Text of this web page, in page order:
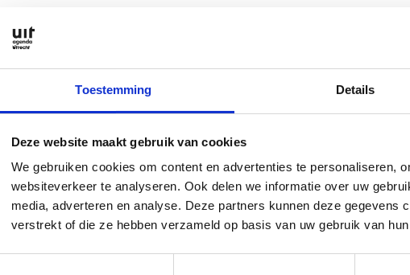
Toestemming Details
Deze website maakt gebruik van cookies
We gebruiken cookies om content en advertenties te personaliseren,
websiteverkeer te analyseren. Ook delen we informatie over uw
media, adverteren en analyse. Deze partners kunnen deze gegevens
verstrekt of die ze hebben verzameld op basis van uw gebruik van
is altijd wel goed gevuld.
Of lees een artikel uit ons archief.
Anders kan je altijd terug naar dehomepage.